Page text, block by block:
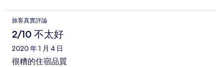
旅客真實評論
2/10 不太好
2020 年 1 月 4 日
很糟的住宿品質